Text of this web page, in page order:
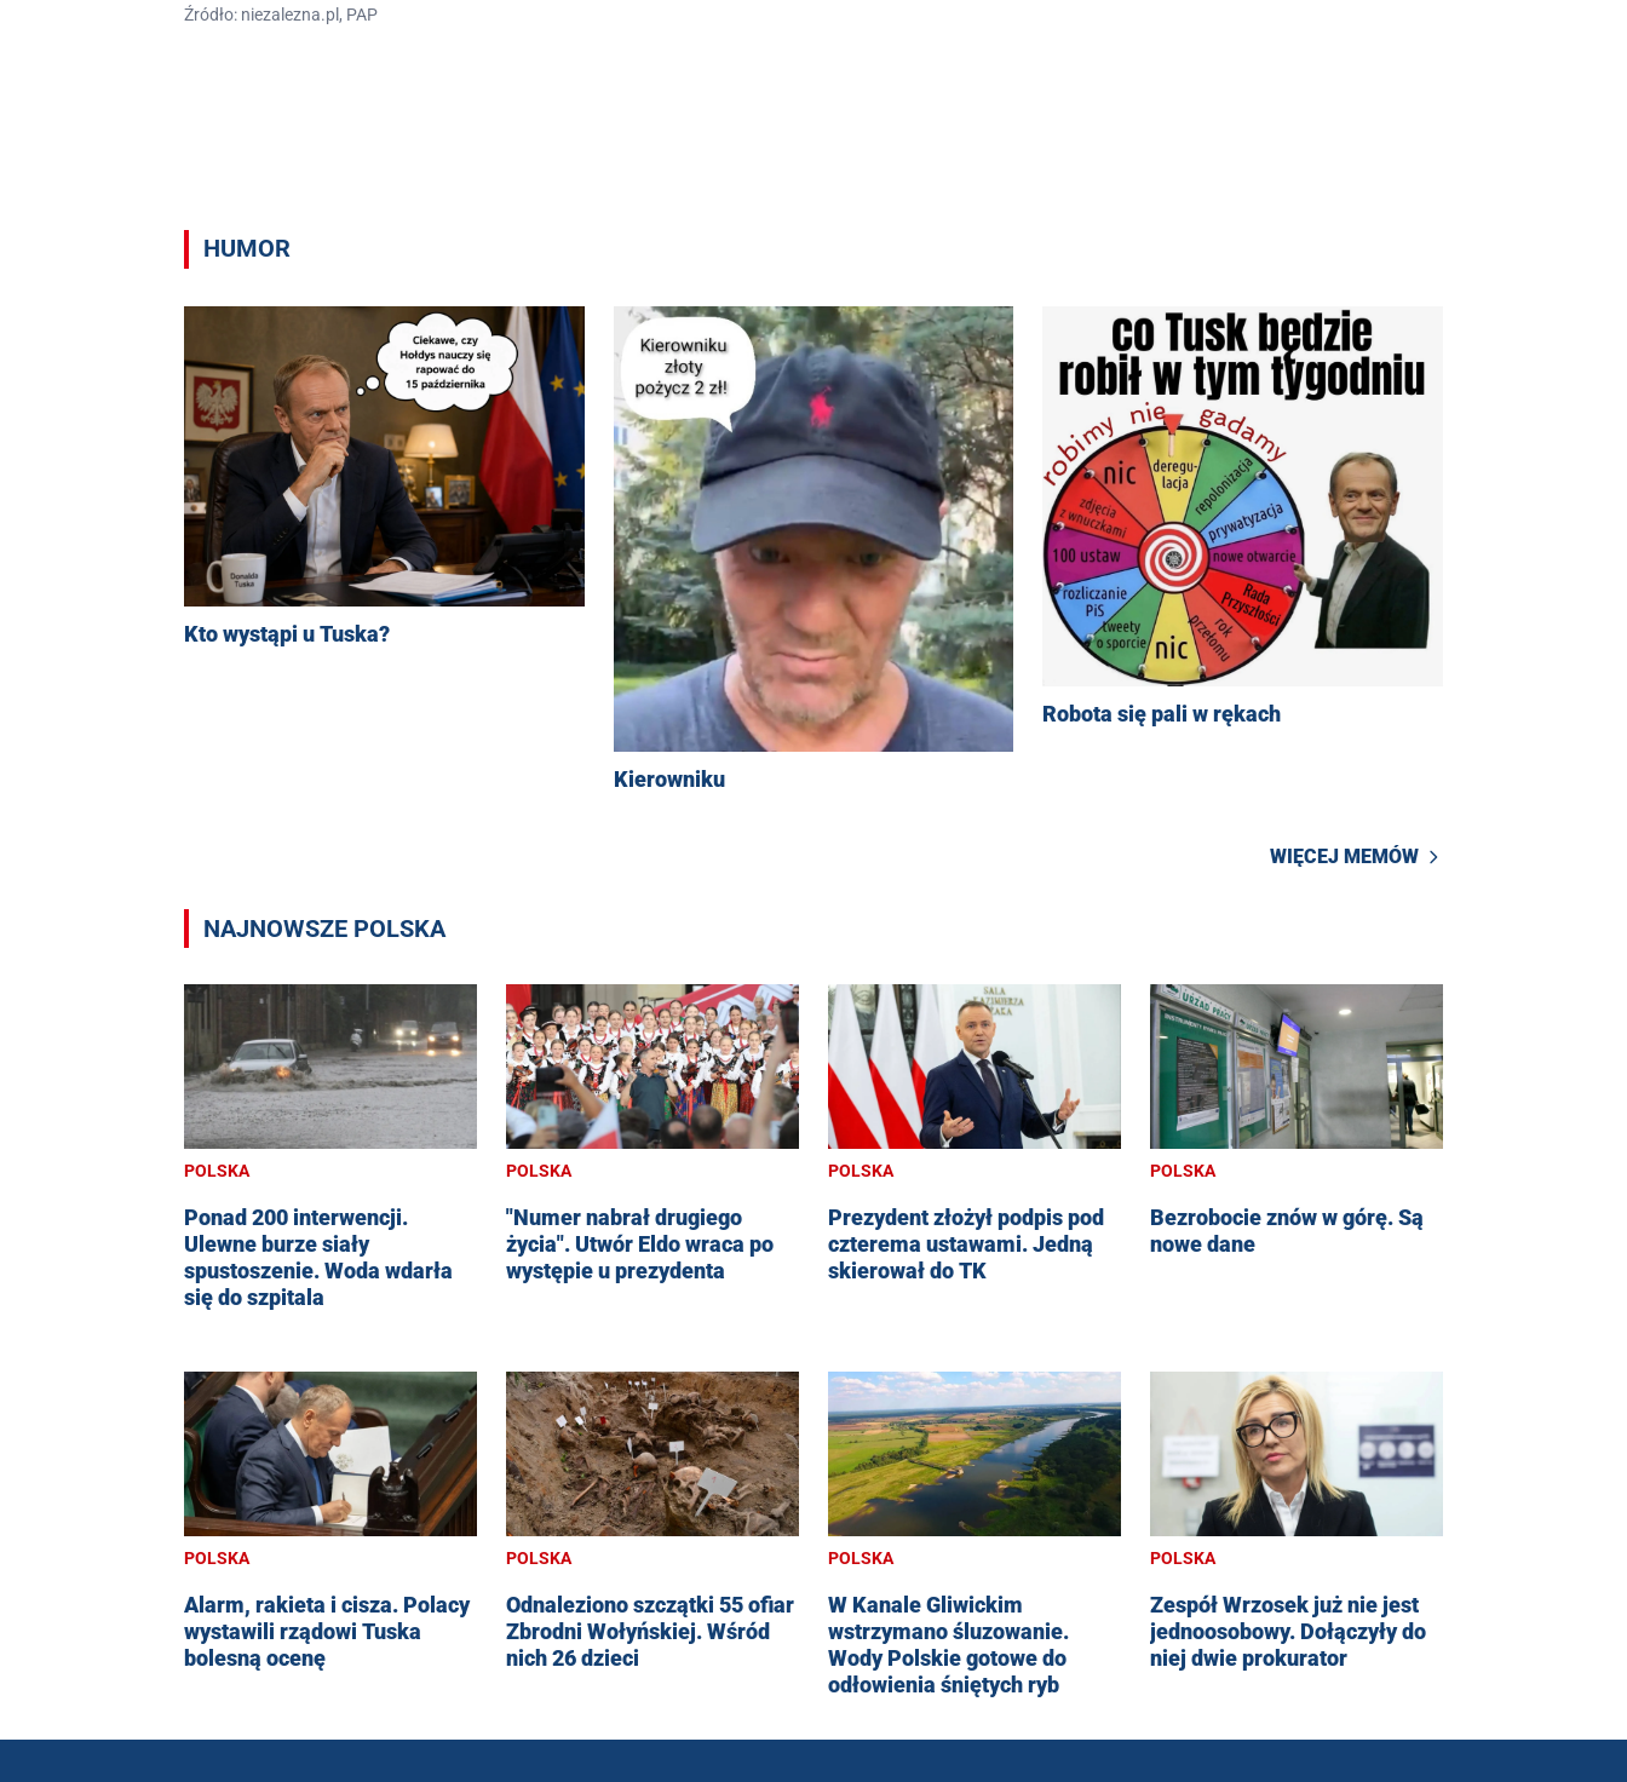
Źródło: niezalezna.pl, PAP
HUMOR
Kto wystąpi u Tuska?
Kierowniku
Robota się pali w rękach
WIĘCEJ MEMÓW
NAJNOWSZE POLSKA
POLSKA
Ponad 200 interwencji.
Ulewne burze siały
spustoszenie. Woda wdarła
się do szpitala
POLSKA
"Numer nabrał drugiego
życia". Utwór Eldo wraca po
występie u prezydenta
POLSKA
Prezydent złożył podpis pod
czterema ustawami. Jedną
skierował do TK
POLSKA
Bezrobocie znów w górę. Są
nowe dane
POLSKA
Alarm, rakieta i cisza. Polacy
wystawili rządowi Tuska
bolesną ocenę
POLSKA
Odnaleziono szczątki 55 ofiar
Zbrodni Wołyńskiej. Wśród
nich 26 dzieci
POLSKA
W Kanale Gliwickim
wstrzymano śluzowanie.
Wody Polskie gotowe do
odłowienia śniętych ryb
POLSKA
Zespół Wrzosek już nie jest
jednoosobowy. Dołączyły do
niej dwie prokurator